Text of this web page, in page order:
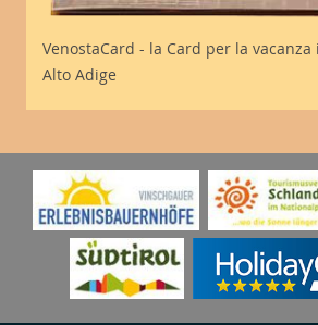
VenostaCard - la Card per la vacanza
Alto Adige